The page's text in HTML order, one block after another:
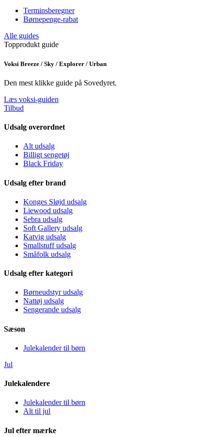
Terminsberegner
Børnepenge-rabat
Alle guides
Topprodukt guide
Voksi Breeze / Sky / Explorer / Urban
Den mest klikke guide på Sovedyret.
Læs voksi-guiden
Tilbud
Udsalg overordnet
Alt udsalg
Billigt sengetøj
Black Friday
Udsalg efter brand
Konges Sløjd udsalg
Liewood udsalg
Sebra udsalg
Soft Gallery udsalg
Katvig udsalg
Smallstuff udsalg
Småfolk udsalg
Udsalg efter kategori
Børneudstyr udsalg
Nattøj udsalg
Sengerande udsalg
Sæson
Julekalender til børn
Jul
Julekalendere
Julekalender til børn
Alt til jul
Jul efter mærke